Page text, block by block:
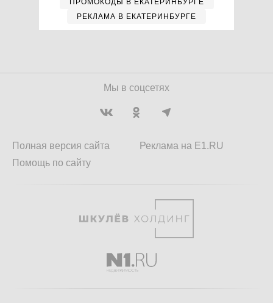
ПРОМОКОДЫ В ЕКАТЕРИНБУРГЕ
РЕКЛАМА В ЕКАТЕРИНБУРГЕ
Мы в соцсетях
Полная версия сайта
Помощь по сайту
Реклама на E1.RU